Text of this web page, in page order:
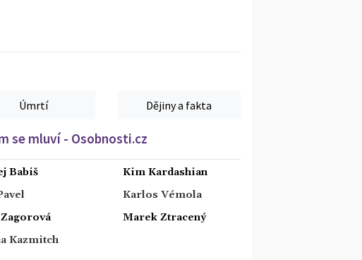
Úmrtí Dějiny a fakta
se mluví - Osobnosti.cz
Babiš
Kazmitch
Kim Kardashian
Karlos Vémola
Marek Ztracený